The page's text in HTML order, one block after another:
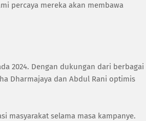
percaya mereka akan membawa
2024. Dengan dukungan dari berbagai
Dharmajaya dan Abdul Rani optimis
masyarakat selama masa kampanye.